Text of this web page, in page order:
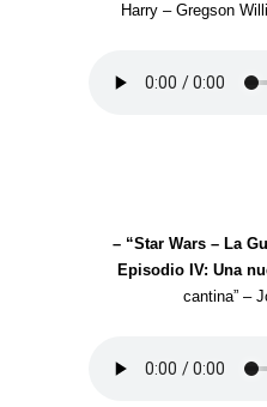
Harry – Gregson
– “Star Wars – La
Episodio IV: Una
cantina” –